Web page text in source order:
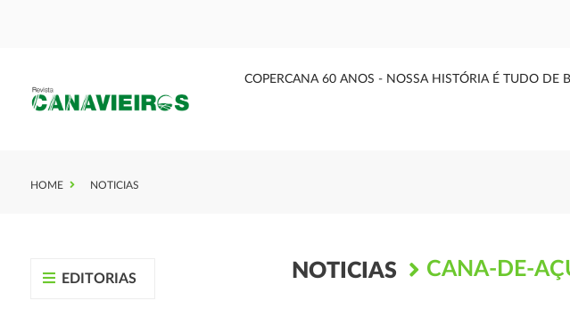
COPERCANA 60 ANOS - NOSSA HISTÓRIA É TUDO DE
HOME NOTICIAS
EDITORIAS NOTICIAS CANA-DE-